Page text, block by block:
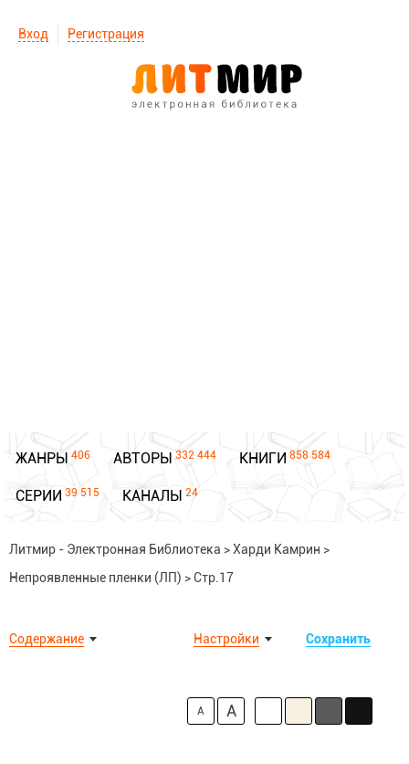
Вход Регистрация
ЖАНРЫ 406 АВТОРЫ 332 444 КНИГИ 858 584
СЕРИИ 39 515 КАНАЛЫ 24
Литмир - Электронная Библиотека >Харди Камрин >
Непроявленные пленки (ЛП) >Стр.17
Содержание Сохранить
Настройки
A A